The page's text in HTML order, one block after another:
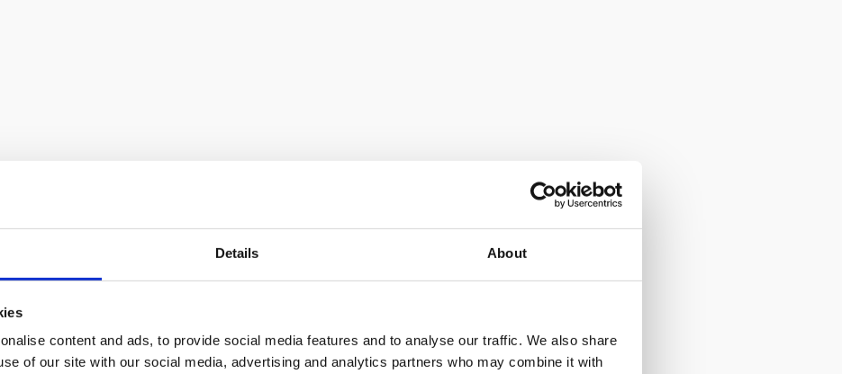
Details About
content and ads, to provide social media features and to analyse our traffic. We also share
of our site with our social media, advertising and analytics partners who may combine it with